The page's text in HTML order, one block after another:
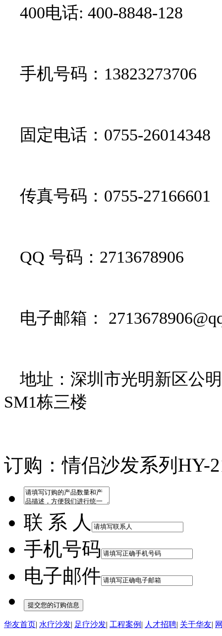
400电话: 400-8848-128
手机号码：13823273706
固定电话：0755-26014348
传真号码：0755-27166601
QQ 号码：2713678906
电子邮箱：
地址：深圳市光明新区公
SM1栋三楼
订购：情侣沙发系列HY-
联 系 人
手机号码
电子邮件
华友首页| 水疗沙发| 足疗沙发| 工程案例 | 人才招聘| 关于华友|